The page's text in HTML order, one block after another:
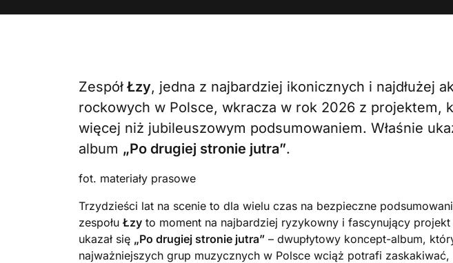
Zespół Łzy, jedna z najbardziej ikonicznych i najdłużej
rockowych w Polsce, wkracza w rok 2026 z projektem,
więcej niż jubileuszowym podsumowaniem. Właśnie
album „Po drugiej stronie jutra”.
fot. materiały prasowe
Trzydzieści lat na scenie to dla wielu czas na bezpieczne
zespołu Łzy to moment na najbardziej ryzykowny i fascynujący
ukazał się „Po drugiej stronie jutra” – dwupłytowy koncept-album,
najważniejszych grup muzycznych w Polsce wciąż potrafi